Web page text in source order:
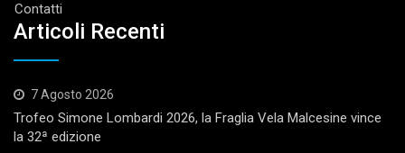
Contatti
Articoli Recenti
7 Agosto 2026
Trofeo Simone Lombardi 2026, la Fraglia Vela Malcesine vince
la 32ª edizione